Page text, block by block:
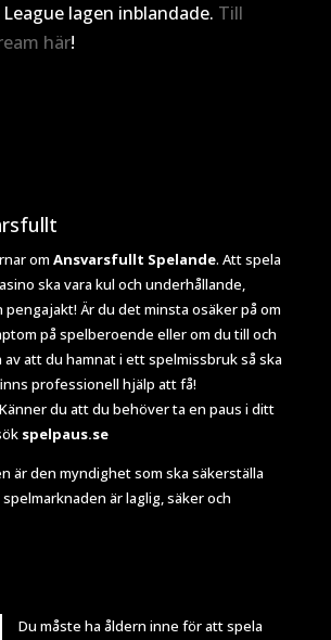
lagen inblandade. Till
här!
om Ansvarsfullt Spelande. Att spela
ska vara kul och underhållande,
Är du det minsta osäker på om
på spelberoende eller om du till och
av att du hamnat i ett spelmissbruk så ska
professionell hjälp att få!
Känner du att du behöver ta en paus i ditt
spelpaus.se
är den myndighet som ska säkerställa
är laglig, säker och
Du måste ha åldern inne för att spela